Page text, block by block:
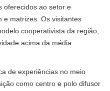
oferecidos ao setor e
e matrizes. Os visitantes
cooperativista da região,
acima da média
de experiências no meio
como centro e polo difusor